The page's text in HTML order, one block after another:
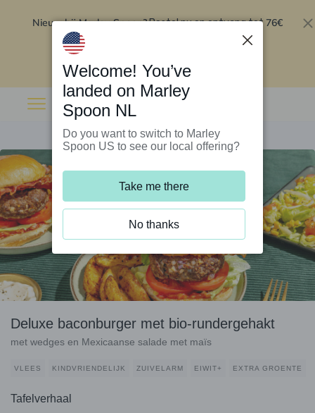
Nieuw bij Marley Spoon?Bestel nu en ontvang tot 76€
Deluxe baconburger met bio-rundergehakt
met wedges en Mexicaanse salade met maïs
VLEES KINDVRIENDELIJK ZUIVELARM EIWIT+ EXTRA GROENTE
Tafelverhaal
Welcome! You’ve
landed on Marley
Spoon NL
Do you want to switch to Marley
Spoon US to see our local offering?
Take me there
No thanks